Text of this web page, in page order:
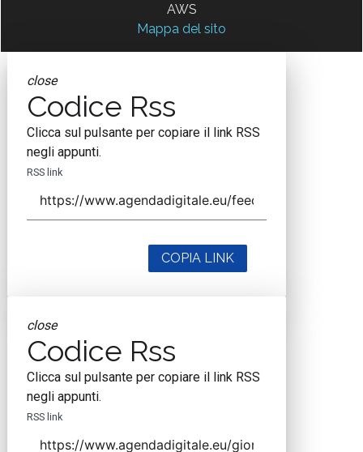
AWS
Mappa del sito
close
Codice Rss
Clicca sul pulsante per copiare il link RSS
negli appunti.
RSS link
COPIA LINK
close
Codice Rss
Clicca sul pulsante per copiare il link RSS
negli appunti.
RSS link